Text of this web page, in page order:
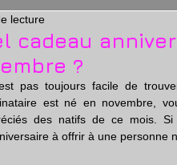
erotique
cadeau
?
lecture
pas toujours facile de
est né en novembre,
des natifs de ce mois. Si
à offrir à une personne